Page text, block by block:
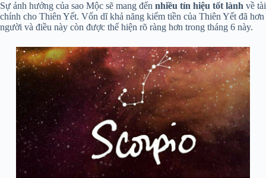
Sự ảnh hưởng của sao Mộc sẽ mang đến nhiều tín hiệu tốt lành về tài
chính cho Thiên Yết. Vốn dĩ khả năng kiếm tiền của Thiên Yết đã hơn
người và điều này còn được thể hiện rõ ràng hơn trong tháng 6 này.